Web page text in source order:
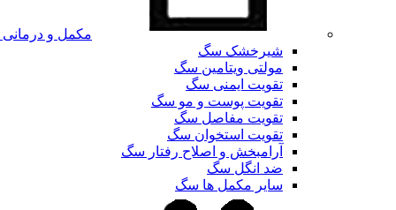
مکمل و
شیرخشک سگ
مولتی ویتامین سگ
تقویت ایمنی سگ
تقویت پوست و مو سگ
تقویت مفاصل سگ
تقویت استخوان سگ
آرامبخش و اصلاح رفتار سگ
ضد انگل سگ
سایر مکمل ها سگ